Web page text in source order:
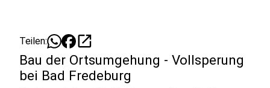
Teilen: open_in_new
Bau der Ortsumgehung - Vollsperung
bei Bad Fredeburg